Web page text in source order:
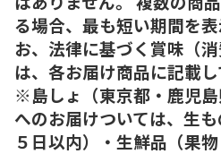
る場合、最も短い期間を
お、法律に基づく賞味（
は、各お届け商品に記載し
※島しょ（東京都・鹿児
へのお届けついては、生
５日以内）・生鮮品（果物